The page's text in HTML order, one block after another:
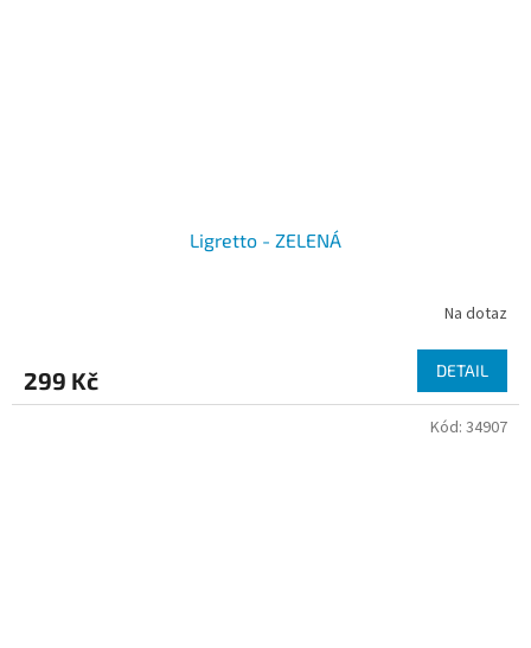
Ligretto - ZELENÁ
Na dotaz
299 Kč DETAIL
Kód: 34907